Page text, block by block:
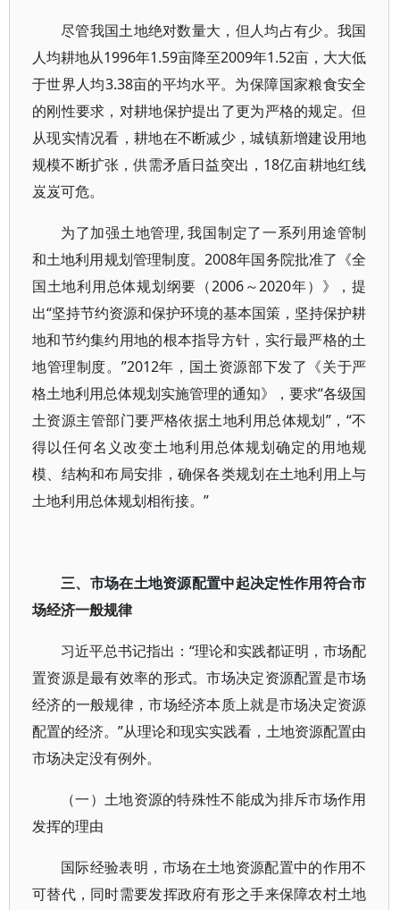
尽管我国土地绝对数量大，但人均占有少。我国
人均耕地从1996年1.59亩降至2009年1.52亩，大大低
于世界人均3.38亩的平均水平。为保障国家粮食安全
的刚性要求，对耕地保护提出了更为严格的规定。但
从现实情况看，耕地在不断减少，城镇新增建设用地
规模不断扩张，供需矛盾日益突出，18亿亩耕地红线
岌岌可危。
为了加强土地管理, 我国制定了一系列用途管制
和土地利用规划管理制度。2008年国务院批准了《全
国土地利用总体规划纲要（2006～2020年）》，提
出“坚持节约资源和保护环境的基本国策，坚持保护耕
地和节约集约用地的根本指导方针，实行最严格的土
地管理制度。”2012年，国土资源部下发了《关于严
格土地利用总体规划实施管理的通知》，要求“各级国
土资源主管部门要严格依据土地利用总体规划”，“不
得以任何名义改变土地利用总体规划确定的用地规
模、结构和布局安排，确保各类规划在土地利用上与
土地利用总体规划相衔接。”
三、市场在土地资源配置中起决定性作用符合市
场经济一般规律
习近平总书记指出：“理论和实践都证明，市场配
置资源是最有效率的形式。市场决定资源配置是市场
经济的一般规律，市场经济本质上就是市场决定资源
配置的经济。”从理论和现实实践看，土地资源配置由
市场决定没有例外。
（一）土地资源的特殊性不能成为排斥市场作用
发挥的理由
国际经验表明，市场在土地资源配置中的作用不
可替代，同时需要发挥政府有形之手来保障农村土地